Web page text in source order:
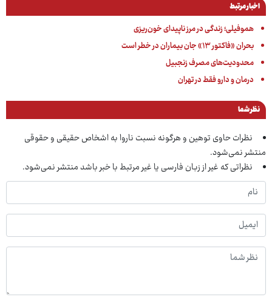
اخبار مرتبط
هموفیلی؛ زندگی در مرز ناپیدای خون‌ریزی
بحران «فاکتور ۱۳» جان بیماران در خطر است
محدودیت‌های مصرف زنجبیل
درمان و دارو فقط در تهران
نظر شما
نظرات حاوی توهین و هرگونه نسبت ناروا به اشخاص حقیقی و حقوقی
منتشر نمی‌شود.
نظراتی که غیر از زبان فارسی یا غیر مرتبط با خبر باشد منتشر نمی‌شود.